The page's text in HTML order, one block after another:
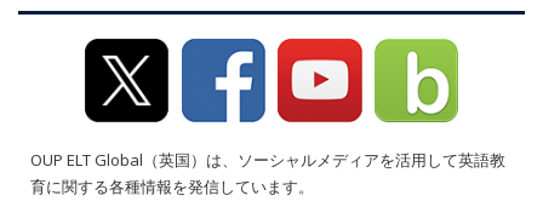
OUP ELT Global（英国）は、ソーシャルメディアを活用して英語教
育に関する各種情報を発信しています。